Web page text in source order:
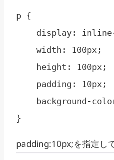
p {
display:
    width: 100px;
    height: 100px;
    padding: 10px;
background-
}
padding:10px;を指定し